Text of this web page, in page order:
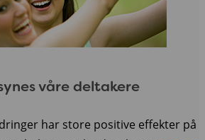
våre deltakere
har store positive effekter på